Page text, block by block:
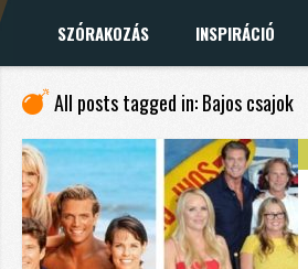
SZÓRAKOZÁS INSPIRÁCIÓ
All posts tagged in: Bajos csajok